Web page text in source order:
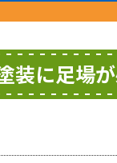
装に足場